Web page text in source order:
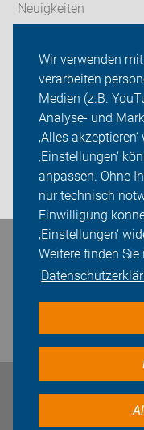
Wir verwenden
verarbeiten
Medien (z.B.
Analyse- und
‚Alles
‚Einstellungen‘
anpassen. Ohne
nur technisch
Einwilligung
‚Einstellungen‘
Weitere finden Sie
Neuigkeiten
Radtouren
Sei dabei
Presse
Login
Bleiben Sie in Kontakt